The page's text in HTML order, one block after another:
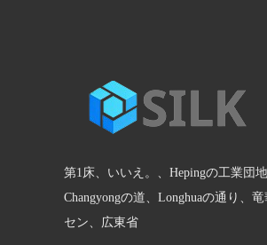
第1床、いいえ。、Hepingの工業団
Changyongの道、Longhuaの通り、
セン、広東省